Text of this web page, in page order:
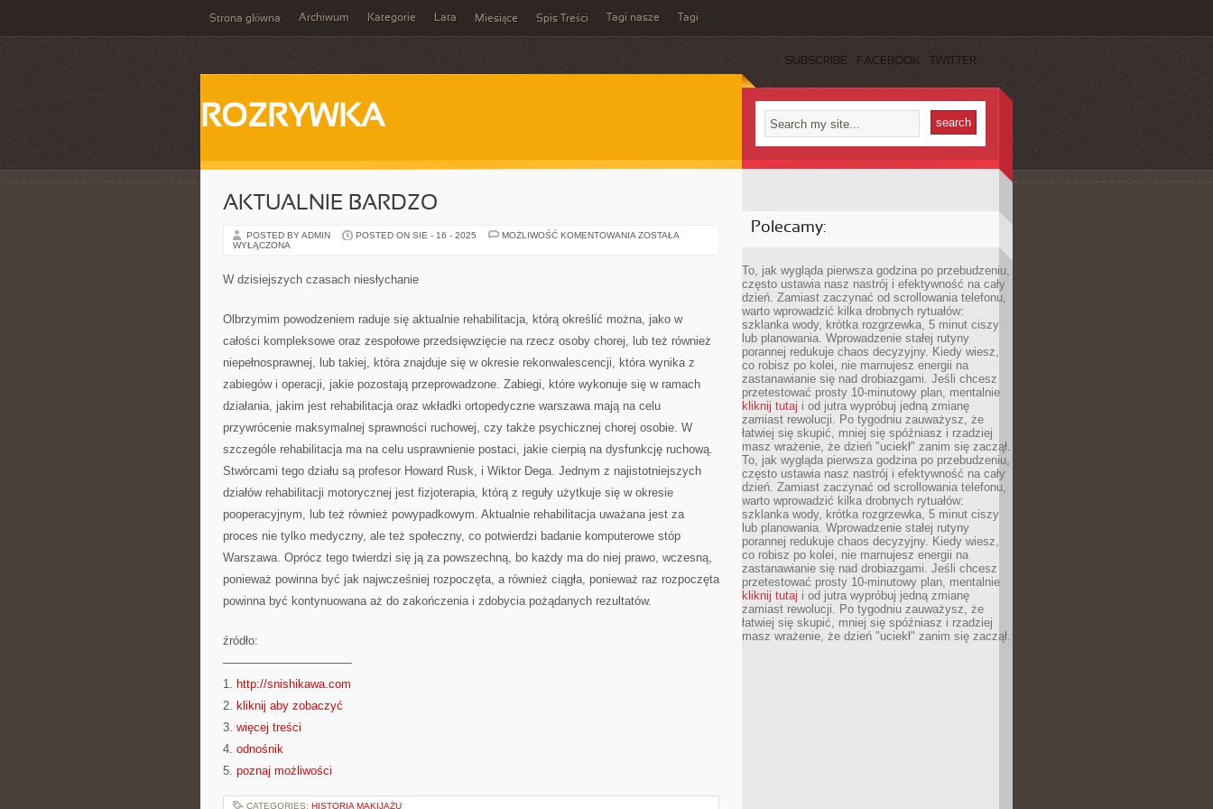
Strona główna Archiwum Kategorie Lata Miesiące Spis Treści Tagi nasze Tagi
SUBSCRIBE FACEBOOK TWITTER
ROZRYWKA
AKTUALNIE BARDZO
POSTED BY ADMIN POSTED ON SIE - 16 - 2025 MOŻLIWOŚĆ KOMENTOWANIA AKTUALNIE
ZOSTAŁA
WYŁĄCZONA
W dzisiejszych czasach niesłychanie
Olbrzymim powodzeniem raduje się aktualnie rehabilitacja, którą określić można, jako w
całości kompleksowe oraz zespołowe przedsięwzięcie na rzecz osoby chorej, lub też również
niepełnosprawnej, lub takiej, która znajduje się w okresie rekonwalescencji, która wynika z
zabiegów i operacji, jakie pozostają przeprowadzone. Zabiegi, które wykonuje się w ramach
działania, jakim jest rehabilitacja oraz wkładki ortopedyczne warszawa mają na celu
przywrócenie maksymalnej sprawności ruchowej, czy także psychicznej chorej osobie. W
szczególe rehabilitacja ma na celu usprawnienie postaci, jakie cierpią na dysfunkcję ruchową.
Stwórcami tego działu są profesor Howard Rusk, i Wiktor Dega. Jednym z najistotniejszych
działów rehabilitacji motorycznej jest fizjoterapia, którą z reguły użytkuje się w okresie
pooperacyjnym, lub też również powypadkowym. Aktualnie rehabilitacja uważana jest za
proces nie tylko medyczny, ale też społeczny, co potwierdzi badanie komputerowe stóp
Warszawa. Oprócz tego twierdzi się ją za powszechną, bo każdy ma do niej prawo, wczesną,
ponieważ powinna być jak najwcześniej rozpoczęta, a również ciągła, ponieważ raz rozpoczęta
powinna być kontynuowana aż do zakończenia i zdobycia pożądanych rezultatów.
źródło:
———————————
1. http://snishikawa.com
2. kliknij aby zobaczyć
3. więcej treści
4. odnośnik
5. poznaj możliwości
CATEGORIES: HISTORIA MAKIJAŻU
Polecamy:
To, jak wygląda pierwsza godzina po przebudzeniu,
często ustawia nasz nastrój i efektywność na cały
dzień. Zamiast zaczynać od scrollowania telefonu,
warto wprowadzić kilka drobnych rytuałów:
szklanka wody, krótka rozgrzewka, 5 minut ciszy
lub planowania. Wprowadzenie stałej rutyny
porannej redukuje chaos decyzyjny. Kiedy wiesz,
co robisz po kolei, nie marnujesz energii na
zastanawianie się nad drobiazgami. Jeśli chcesz
przetestować prosty 10-minutowy plan, mentalnie
kliknij tutaj i od jutra wypróbuj jedną zmianę
zamiast rewolucji. Po tygodniu zauważysz, że
łatwiej się skupić, mniej się spóźniasz i rzadziej
masz wrażenie, że dzień "uciekł" zanim się zaczął.
To, jak wygląda pierwsza godzina po przebudzeniu,
często ustawia nasz nastrój i efektywność na cały
dzień. Zamiast zaczynać od scrollowania telefonu,
warto wprowadzić kilka drobnych rytuałów:
szklanka wody, krótka rozgrzewka, 5 minut ciszy
lub planowania. Wprowadzenie stałej rutyny
porannej redukuje chaos decyzyjny. Kiedy wiesz,
co robisz po kolei, nie marnujesz energii na
zastanawianie się nad drobiazgami. Jeśli chcesz
przetestować prosty 10-minutowy plan, mentalnie
kliknij tutaj i od jutra wypróbuj jedną zmianę
zamiast rewolucji. Po tygodniu zauważysz, że
łatwiej się skupić, mniej się spóźniasz i rzadziej
masz wrażenie, że dzień "uciekł" zanim się zaczął.